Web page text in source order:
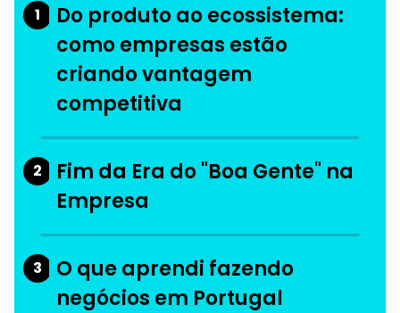
1
Do produto ao ecossistema:
como empresas estão
criando vantagem
competitiva
2
Fim da Era do "Boa Gente" na
Empresa
3
O que aprendi fazendo
negócios em Portugal